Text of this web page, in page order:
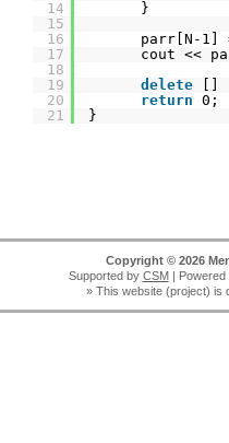
14
15
16
17
18
19
20
21
}
parr[N-1]
cout <<
delete
return 0;
}
Copyright © 2026
Supported by CSM|
» This website (project) is